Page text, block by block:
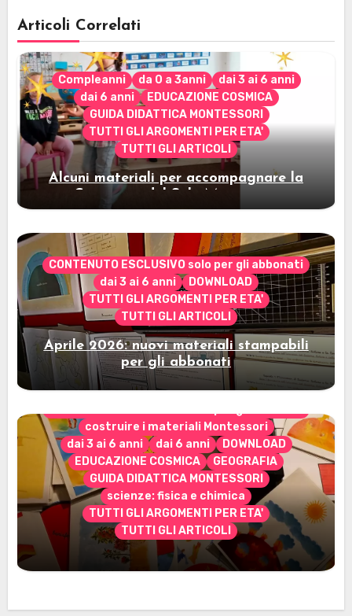
Articoli Correlati
Compleanni da 0 a 3anni
dai 3 ai 6 anni
dai 6 anni
EDUCAZIONE COSMICA
GUIDA DIDATTICA MONTESSORI
TUTTI GLI ARGOMENTI PER ETA'
TUTTI GLI ARTICOLI
Alcuni materiali per accompagnare la
Cerimonia del Sole Montessori
CONTENUTO ESCLUSIVO solo per gli abbonati
dai 3 ai 6 anni
DOWNLOAD
TUTTI GLI ARGOMENTI PER ETA'
TUTTI GLI ARTICOLI
Aprile 2026: nuovi materiali stampabili
per gli abbonati
costruire i materiali Montessori
dai 3 ai 6 anni
dai 6 anni
DOWNLOAD
EDUCAZIONE COSMICA
GEOGRAFIA
GUIDA DIDATTICA MONTESSORI
scienze: fisica e chimica
TUTTI GLI ARGOMENTI PER ETA'
TUTTI GLI ARTICOLI
Marzo 2026: nuovi materiali stampabili
per gli abbonati